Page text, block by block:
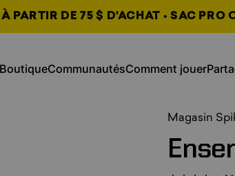
PARTIR DE 75 $ D'ACHAT • SAC PRO
CommunautésComment jouer
Magasin
, s’ouvre
, s’ouvre
, s’ouvre